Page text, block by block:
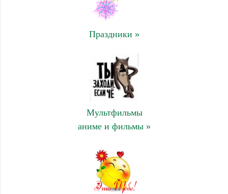
Праздники »
Мультфильмы
аниме и фильмы »